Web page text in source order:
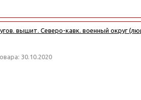
вышит. Северо-кавк. военный округ
30.10.2020